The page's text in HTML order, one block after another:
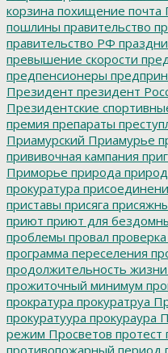
корзина похищение почта
пошлины правительство
правительство РФ
превышение скорости
предпенсионеры
Президент президент
Президентские
премия препараты
Приамурский Приамурье
прививочная кампания
Приморье природа
прокуратура
приставы присяга
приют приют для
проблемы провал проверка
программа переселения
продолжительность жизни
прожиточный минимум
прократура прокуратруа
прокуратуура прокураура
режим Просветов протест
противопожарный период